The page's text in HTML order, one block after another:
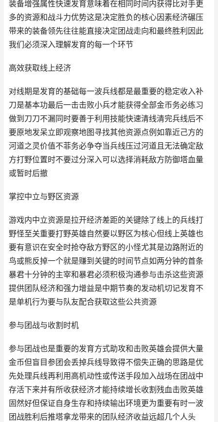
装备增强属性快速发育意味着在相同时间内获得比对手更
多的资源和战斗力优势这是决定胜负的核心因素经济碾压
带来的装备领先往往能直接决定团战走向和最终胜利因此
我们必须深入理解发育的每一个环节
高效获取线上经济
对线期是发育的基础每一波兵线都是最重要的稳定收入补
刀是基本功最后一击击败小兵才能获得全部金币务必练习
做到刀刀不漏同时要善于利用技能快速清线清完兵线后不
要原地发呆立即观察地图寻找其他资源点例如靠近己方的
河道之灵价值不菲务必争夺当兵线压过河道且无法确定敌
方打野位置时不要过分深入可以选择消耗敌方防御塔血量
或暂时后撤
掌控中立与野区资源
游戏内中立资源是拉开经济差距的关键除了线上的兵线打
野怪至关重要打野英雄自然要以野区为核心但线上英雄也
要有意识在安全时抢夺敌方野区的小怪尤其是边路附近的
鸟或熊反掉一个就是赚到关键的时间节点如两分钟的首条
暴君十分钟的主宰和暴君必须积极沟通参与击杀这些资源
提供团队经济和强力增益是中期节奏的发动机切记发育不
是单机行为要与队友配合获取这些公共资源
参与团战与收割时机
参与团战也是重要的发育方式助攻和击败英雄会提供大量
金币但盲目参团会丢掉兵线导致得不偿失正确的思路是优
先处理兵线再利用高机动性或传送手段加入战场在团战中
存活下来并有所收获经济才能持续增长收割残血击败英雄
固然好但保证自身生存和持续输出环境更为重要有时一波
团战胜利后推塔拿龙带来的团队经济收益远超几个人头